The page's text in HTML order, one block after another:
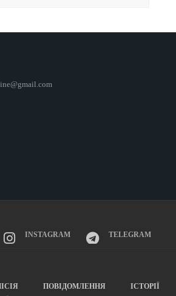
INSTAGRAM TELEGRAM
ПОВІДОМЛЕННЯ ІСТОРІЇ